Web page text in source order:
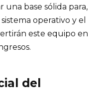
base sólida para,
operativo y el
este equipo en
del